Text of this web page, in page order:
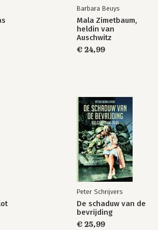
Barbara Beuys
Mala Zimetbaum,
heldin van
Auschwitz
€ 24,99
Peter Schrijvers
De schaduw van de
bevrijding
€ 25,99